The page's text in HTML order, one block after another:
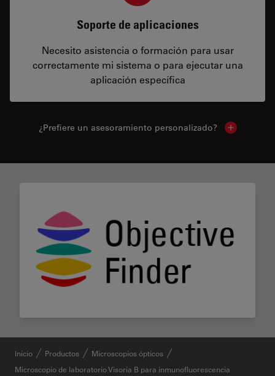
Soporte de aplicaciones
Necesito asistencia o formación para usar
correctamente mi sistema o para ejecutar una
aplicación específica
¿Prefiere un asesoramiento personalizado? Show local
Inicio Productos
Microscopios ópticos
Microscopio de laboratorio Visoria B para inmunofluorescencia